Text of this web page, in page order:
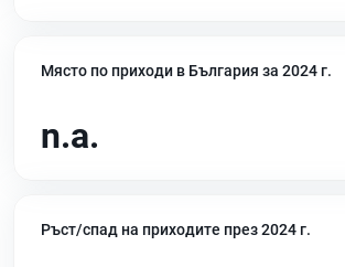
Място по приходи в България за 2024 г.
n.a.
Ръст/спад на приходите през 2024 г.